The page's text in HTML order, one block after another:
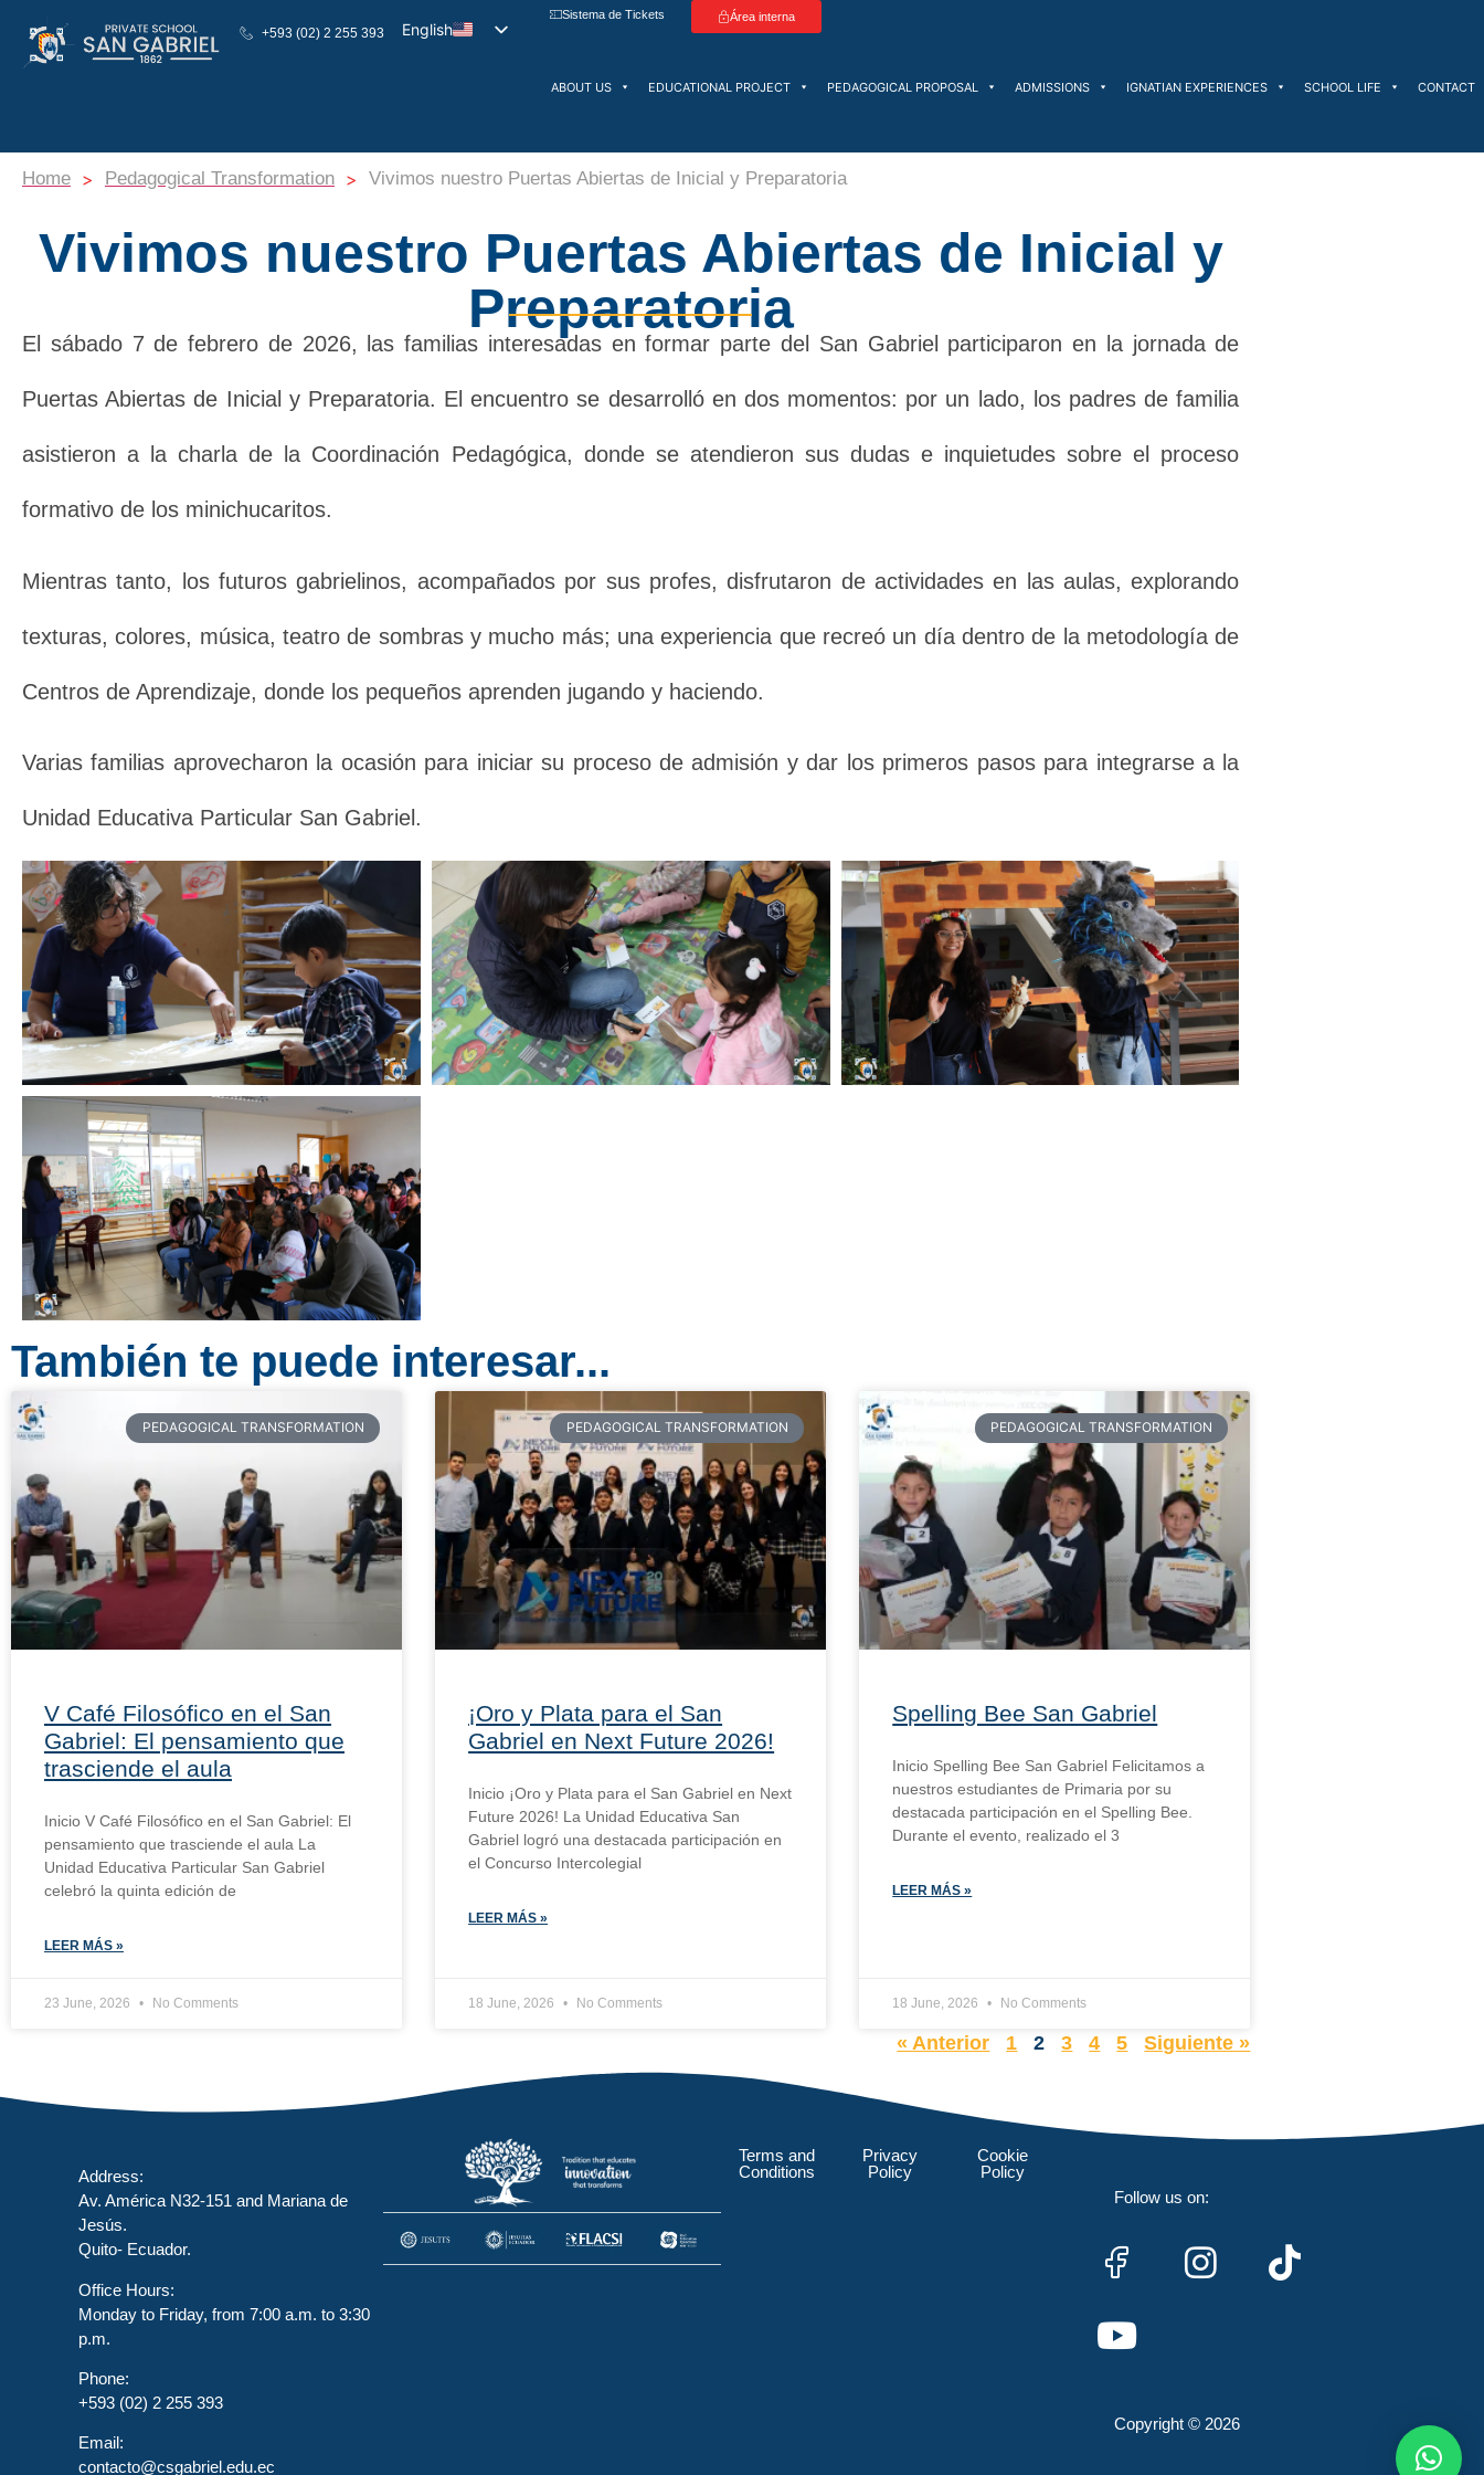
+593 (02) 2 255 393
English
Sistema de Tickets Área interna
ABOUT US EDUCATIONAL PROJECT PEDAGOGICAL PROPOSAL ADMISSIONS IGNATIAN EXPERIENCES SCHOOL LIFE CONTACT
Home > Pedagogical Transformation > Vivimos nuestro Puertas Abiertas de Inicial y Preparatoria
Vivimos nuestro Puertas Abiertas de Inicial y
Preparatoria
El sábado 7 de febrero de 2026, las familias interesadas en formar parte del San Gabriel participaron en la jornada de
Puertas Abiertas de Inicial y Preparatoria. El encuentro se desarrolló en dos momentos: por un lado, los padres de familia
asistieron a la charla de la Coordinación Pedagógica, donde se atendieron sus dudas e inquietudes sobre el proceso
formativo de los minichucaritos.
Mientras tanto, los futuros gabrielinos, acompañados por sus profes, disfrutaron de actividades en las aulas, explorando
texturas, colores, música, teatro de sombras y mucho más; una experiencia que recreó un día dentro de la metodología de
Centros de Aprendizaje, donde los pequeños aprenden jugando y haciendo.
Varias familias aprovecharon la ocasión para iniciar su proceso de admisión y dar los primeros pasos para integrarse a la
Unidad Educativa Particular San Gabriel.
También te puede interesar...
PEDAGOGICAL TRANSFORMATION
V Café Filosófico en el San
Gabriel: El pensamiento que
trasciende el aula
Inicio V Café Filosófico en el San Gabriel: El
pensamiento que trasciende el aula La
Unidad Educativa Particular San Gabriel
celebró la quinta edición de
LEER MÁS »
23 June, 2026 No Comments
PEDAGOGICAL TRANSFORMATION
¡Oro y Plata para el San
Gabriel en Next Future 2026!
Inicio ¡Oro y Plata para el San Gabriel en Next
Future 2026! La Unidad Educativa San
Gabriel logró una destacada participación en
el Concurso Intercolegial
LEER MÁS »
18 June, 2026 No Comments
PEDAGOGICAL TRANSFORMATION
Spelling Bee San Gabriel
Inicio Spelling Bee San Gabriel Felicitamos a
nuestros estudiantes de Primaria por su
destacada participación en el Spelling Bee.
Durante el evento, realizado el 3
LEER MÁS »
18 June, 2026 No Comments
« Anterior 1 2 3 4 5 Siguiente »
Address:
Av. América N32-151 and Mariana de
Jesús.
Quito- Ecuador.
Office Hours:
Monday to Friday, from 7:00 a.m. to 3:30
p.m.
Phone:
+593 (02) 2 255 393
Email:
contacto@csgabriel.edu.ec
Terms and
Conditions
Privacy
Policy
Cookie
Policy
Follow us on:
Copyright © 2026